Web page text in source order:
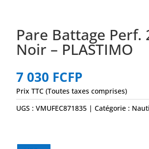
Pare Battage Perf.
Noir – PLASTIMO
7 030 FCFP
Prix TTC (Toutes taxes comprises)
UGS : VMUFEC871835 Catégorie :